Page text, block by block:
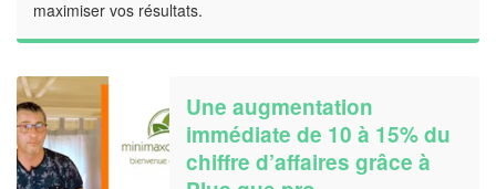
maximiser vos résultats.
Une augmentation
immédiate de 10 à 15% du
chiffre d’affaires grâce à